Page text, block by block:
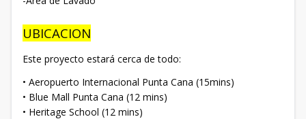
UBICACION
Este proyecto estará cerca de todo:
• Aeropuerto Internacional Punta Cana (15mins)
• Blue Mall Punta Cana (12 mins)
• Heritage School (12 mins)